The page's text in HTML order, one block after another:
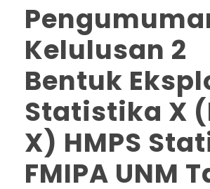
Kelulusan 2
Bentuk
Statistika X
X) HMPS
FMIPA UNM